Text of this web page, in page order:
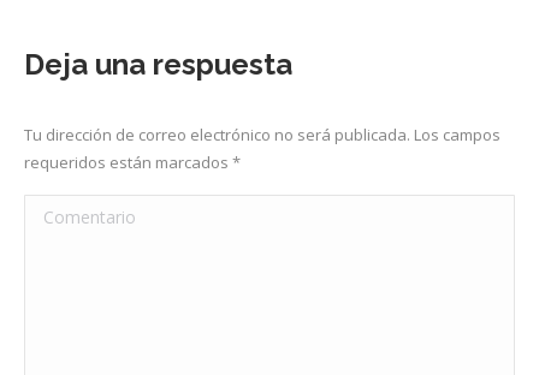
Deja una respuesta
Tu dirección de correo electrónico no será publicada. Los campos
requeridos están marcados *
Comentario